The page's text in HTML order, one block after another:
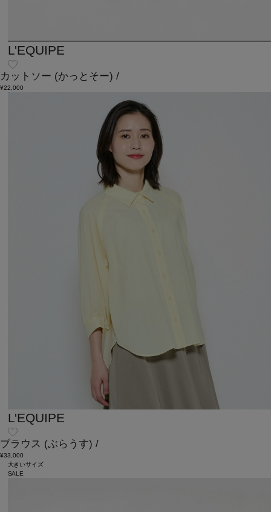
L'EQUIPE
カットソー (かっとそー) /
¥22,000
L'EQUIPE
ブラウス (ぶらうす) /
¥33,000
大きいサイズ
SALE